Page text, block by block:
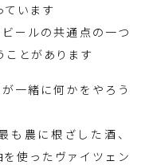
ています
ールの共通点の一つ
ことがあります
一緒に何かをやろう
も農に根ざした酒、
使ったヴァイツェン